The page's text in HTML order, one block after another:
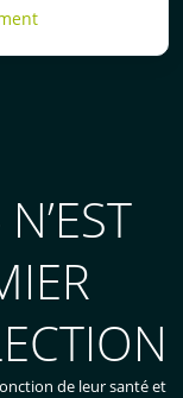
de leur santé et